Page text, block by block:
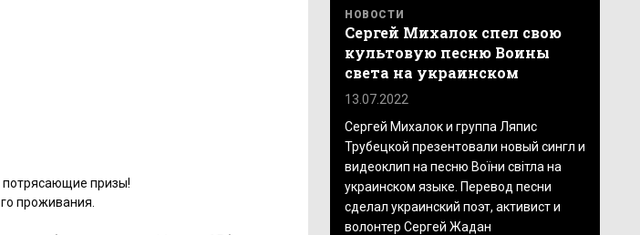
потрясающие призы!
проживания.
НОВОСТИ
Сергей Михалок спел свою
культовую песню Воины
света на украинском
13.07.2022
Сергей Михалок и группа Ляпис
Трубецкой презентовали новый сингл и
видеоклип на песню Воїни світла на
украинском языке. Перевод песни
сделал украинский поэт, активист и
волонтер Сергей Жадан